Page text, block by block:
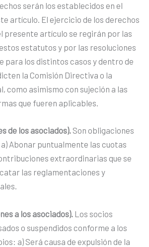
serán los establecidos en el
artículo. El ejercicio de los derechos
presente artículo se regirán por las
estatutos y por las resoluciones
para los distintos casos y dentro de
la Comisión Directiva o la
como asimismo con sujeción a las
que fueren aplicables.
de los asociados). Son obligaciones
Abonar puntualmente las cuotas
extraordinarias que se
las reglamentaciones y
a los asociados). Los socios
o suspendidos conforme a los
a) Será causa de expulsión de la